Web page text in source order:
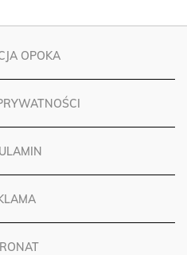
OPOKA